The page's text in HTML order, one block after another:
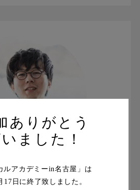
社 取締役CSO
政策研究院 リサーチ・フェロー
ありがとう
ました！
ルアカデミーin名古屋」は
17日に終了致しました。